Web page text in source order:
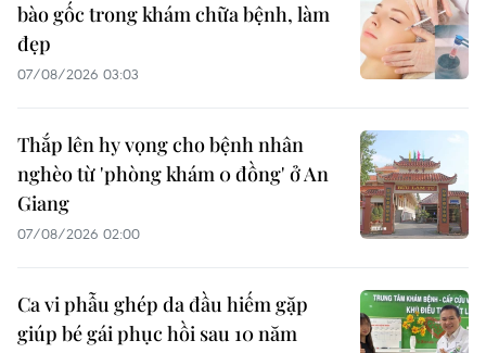
bào gốc trong khám chữa bệnh, làm
đẹp
07/08/2026 03:03
Thắp lên hy vọng cho bệnh nhân
nghèo từ 'phòng khám 0 đồng' ở An
Giang
07/08/2026 02:00
Ca vi phẫu ghép da đầu hiếm gặp
giúp bé gái phục hồi sau 10 năm